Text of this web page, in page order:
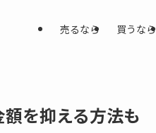
売るなら 買うなら
を抑える方法も